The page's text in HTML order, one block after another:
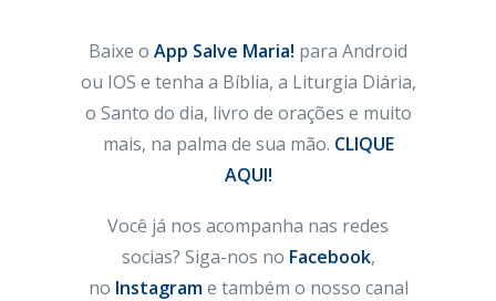
Baixe o App Salve Maria! para Android
ou IOS e tenha a Bíblia, a Liturgia Diária,
o Santo do dia, livro de orações e muito
mais, na palma de sua mão. CLIQUE
AQUI!
Você já nos acompanha nas redes
socias? Siga-nos no Facebook,
no Instagrame também o nosso canal